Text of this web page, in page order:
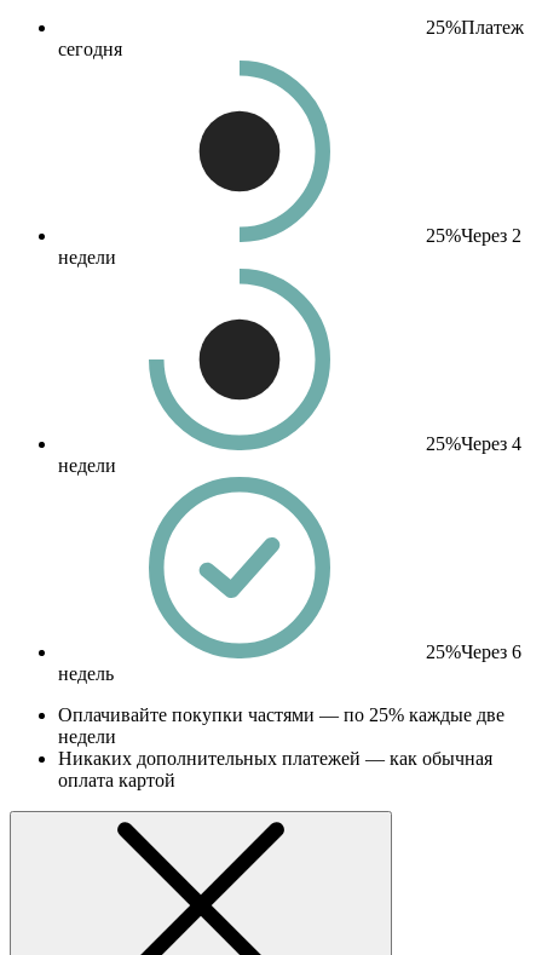
25%Платеж
сегодня
25%Через 2
недели
25%Через 4
недели
25%Через 6
недель
Оплачивайте покупки частями — по 25% каждые две
недели
Никаких дополнительных платежей — как обычная
оплата картой